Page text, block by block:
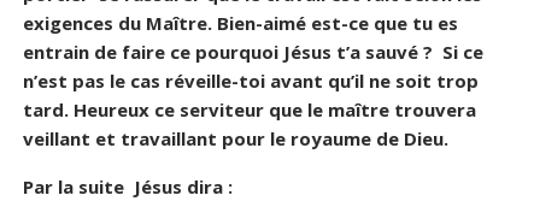
exigences du Maître. Bien-aimé est-ce que tu es
entrain de faire ce pourquoi Jésus t’a sauvé ? Si ce
n’est pas le cas réveille-toi avant qu’il ne soit trop
tard. Heureux ce serviteur que le maître trouvera
veillant et travaillant pour le royaume de Dieu.
Par la suite Jésus dira :